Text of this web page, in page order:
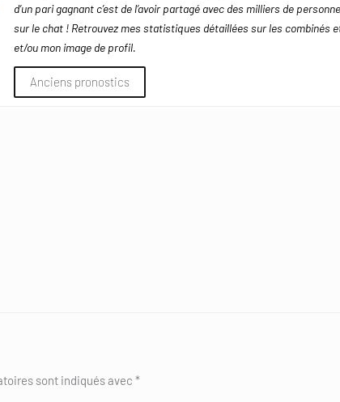
d’un pari gagnant c’est de l’avoir partagé avec des milliers de
sur le chat ! Retrouvez mes statistiques détaillées sur les combinés
et/ou mon image de profil.
Anciens pronostics
sont indiqués avec *